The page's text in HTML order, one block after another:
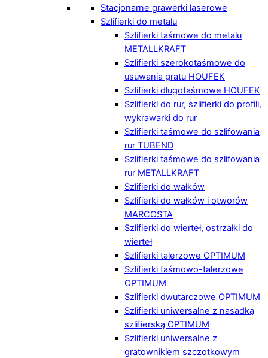
Stacjonarne grawerki laserowe
Szlifierki do metalu
Szlifierki taśmowe do metalu
METALLKRAFT
Szlifierki szerokotaśmowe do
usuwania gratu HOUFEK
Szlifierki długotaśmowe HOUFEK
Szlifierki do rur, szlifierki do profili,
wykrawarki do rur
Szlifierki taśmowe do szlifowania
rur TUBEND
Szlifierki taśmowe do szlifowania
rur METALLKRAFT
Szlifierki do wałków
Szlifierki do wałków i otworów
MARCOSTA
Szlifierki do wierteł, ostrzałki do
wierteł
Szlifierki talerzowe OPTIMUM
Szlifierki taśmowo-talerzowe
OPTIMUM
Szlifierki dwutarczowe OPTIMUM
Szlifierki uniwersalne z nasadką
szlifierską OPTIMUM
Szlifierki uniwersalne z
gratownikiem szczotkowym